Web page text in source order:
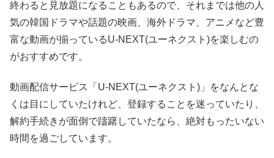
終わると見放題になることもあるので、それまでは他の人
気の韓国ドラマや話題の映画、海外ドラマ、アニメなど豊
富な動画が揃っているU-NEXT(ユーネクスト)を楽しむの
がおすすめです。
動画配信サービス「U-NEXT(ユーネクスト)」をなんとな
くは目にしていたけれど、登録することを迷っていたり、
解約手続きが面倒で躊躇していたなら、絶対もったいない
時間を過ごしています。